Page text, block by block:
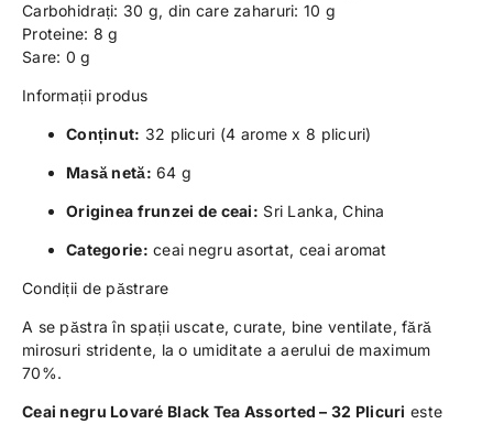
Carbohidrați: 30 g, din care zaharuri: 10 g
Proteine: 8 g
Sare: 0 g
Informații produs
Conținut: 32 plicuri (4 arome x 8 plicuri)
Masă netă: 64 g
Originea frunzei de ceai: Sri Lanka, China
Categorie: ceai negru asortat, ceai aromat
Condiții de păstrare
A se păstra în spații uscate, curate, bine ventilate, fără
mirosuri stridente, la o umiditate a aerului de maximum
70%.
Ceai negru Lovaré Black Tea Assorted – 32 Plicuri este